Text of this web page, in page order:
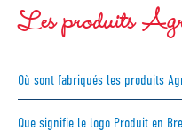
Les produits
Où sont fabriqués les produits
Que signifie le logo Produit en